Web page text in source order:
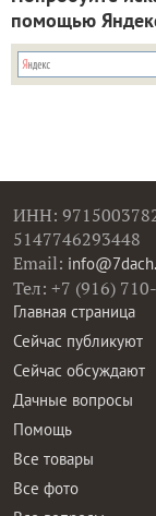
помощью
ИНН:
5147746293448
Email:
Тел: +7 (916)
Главная страница
Сейчас публикуют
Сейчас обсуждают
Дачные вопросы
Помощь
Все товары
Все фото